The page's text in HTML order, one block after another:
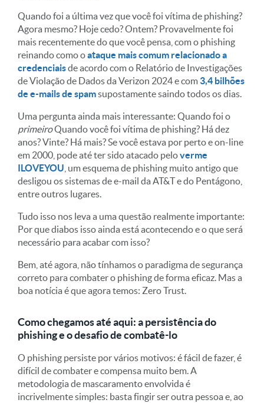
Quando foi a última vez que você foi vítima de phishing?
Agora mesmo? Hoje cedo? Ontem? Provavelmente foi
mais recentemente do que você pensa, com o phishing
reinando como oataque mais comum relacionado a
credenciaisde acordo com o Relatório de Investigações
de Violação de Dados da Verizon 2024 e com 3,4 bilhões
de e-mails de spamsupostamente saindo todos os dias.
Uma pergunta ainda mais interessante: Quando foi o
primeiroQuando você foi vítima de phishing? Há dez
anos? Vinte? Há mais? Se você estava por perto e on-line
em 2000, pode até ter sido atacado peloverme
ILOVEYOU , um esquema de phishing muito antigo que
desligou os sistemas de e-mail da AT&T e do Pentágono,
entre outros lugares.
Tudo isso nos leva a uma questão realmente importante:
Por que diabos isso ainda está acontecendo e o que será
necessário para acabar com isso?
Bem, até agora, não tínhamos o paradigma de segurança
correto para combater o phishing de forma eficaz. Mas a
boa notícia é que agora temos: Zero Trust.
Como chegamos até aqui: a persistência do
phishing e o desafio de combatê-lo
O phishing persiste por vários motivos: é fácil de fazer, é
difícil de combater e compensa muito bem. A
metodologia de mascaramento envolvida é
incrivelmente simples: basta fingir ser outra pessoa e, ao